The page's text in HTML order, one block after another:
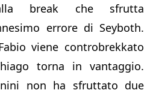
break che sfrutta
errore di Seyboth.
viene controbrekkato
torna in vantaggio.
non ha sfruttato due